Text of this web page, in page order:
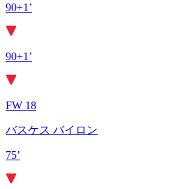
90+1’
90+1’
FW 18
バスケス バイロン
75’